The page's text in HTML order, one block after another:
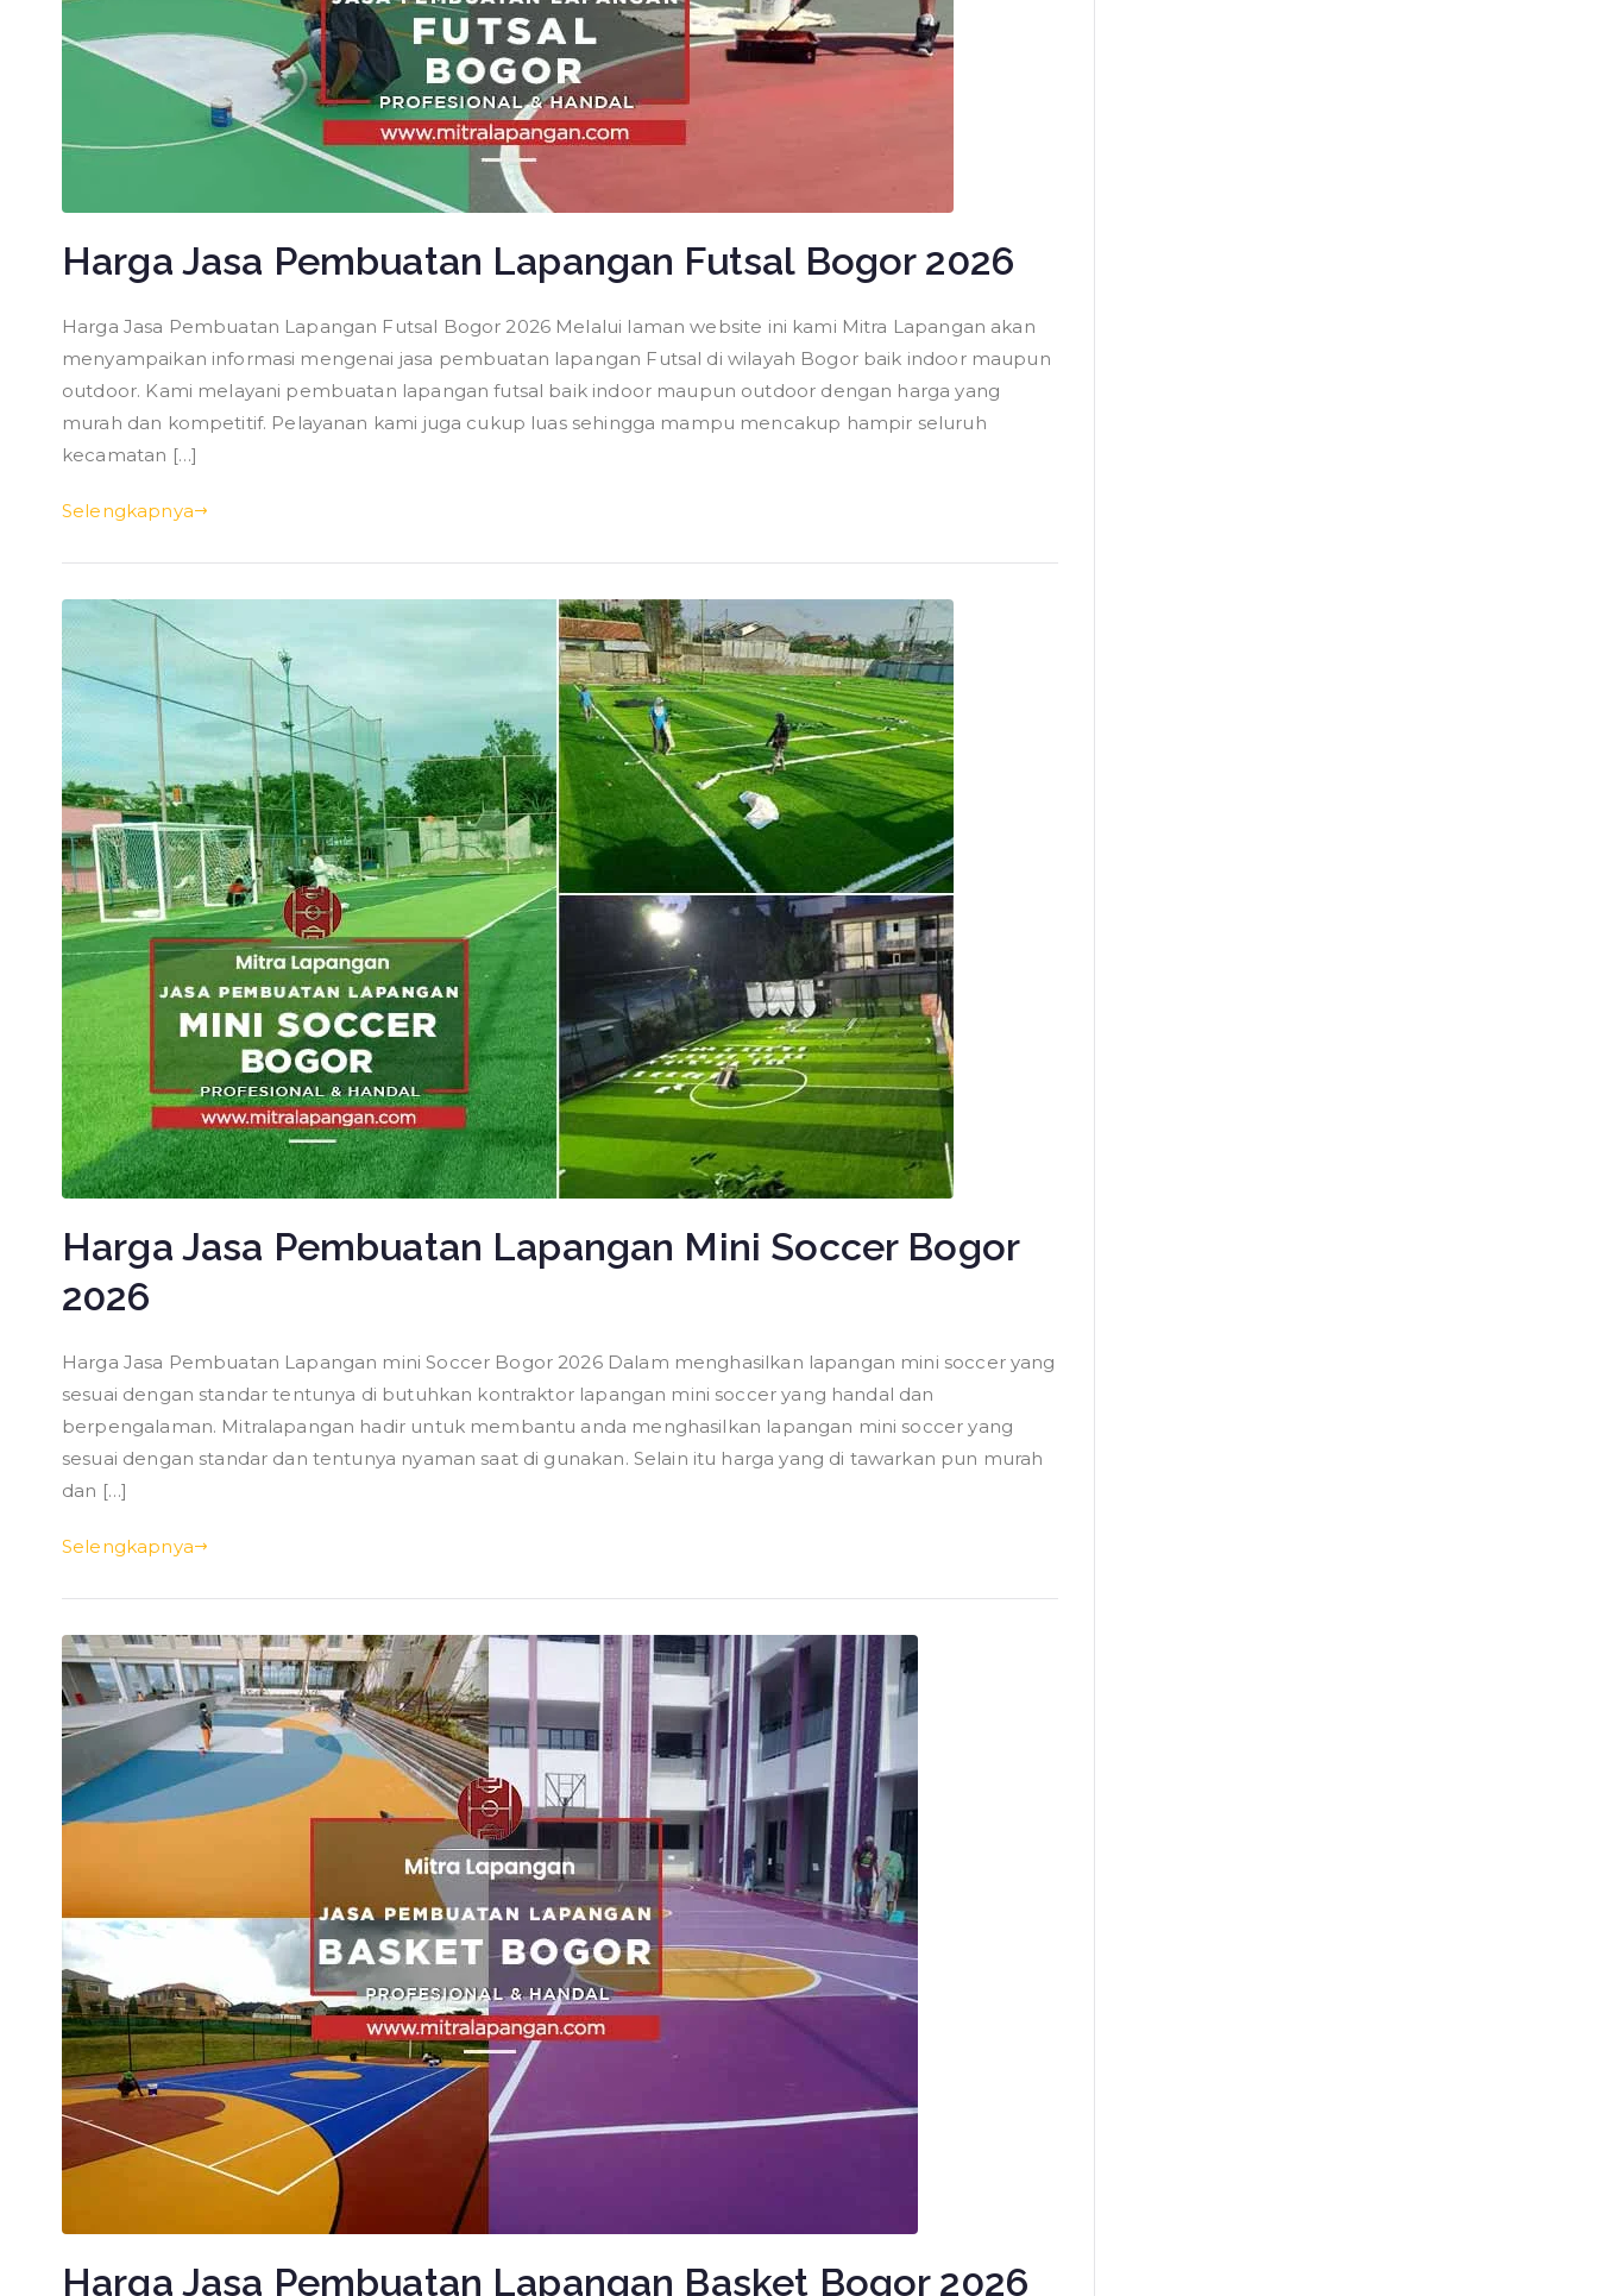
Harga Jasa Pembuatan Lapangan Futsal Bogor 2026
Harga Jasa Pembuatan Lapangan Futsal Bogor 2026 Melalui laman website ini kami Mitra Lapangan akan
menyampaikan informasi mengenai jasa pembuatan lapangan Futsal di wilayah Bogor baik indoor maupun
outdoor. Kami melayani pembuatan lapangan futsal baik indoor maupun outdoor dengan harga yang
murah dan kompetitif. Pelayanan kami juga cukup luas sehingga mampu mencakup hampir seluruh
kecamatan […]
Selengkapnya
Harga Jasa Pembuatan Lapangan Mini Soccer Bogor
2026
Harga Jasa Pembuatan Lapangan mini Soccer Bogor 2026 Dalam menghasilkan lapangan mini soccer yang
sesuai dengan standar tentunya di butuhkan kontraktor lapangan mini soccer yang handal dan
berpengalaman. Mitralapangan hadir untuk membantu anda menghasilkan lapangan mini soccer yang
sesuai dengan standar dan tentunya nyaman saat di gunakan. Selain itu harga yang di tawarkan pun murah
dan […]
Selengkapnya
Harga Jasa Pembuatan Lapangan Basket Bogor 2026